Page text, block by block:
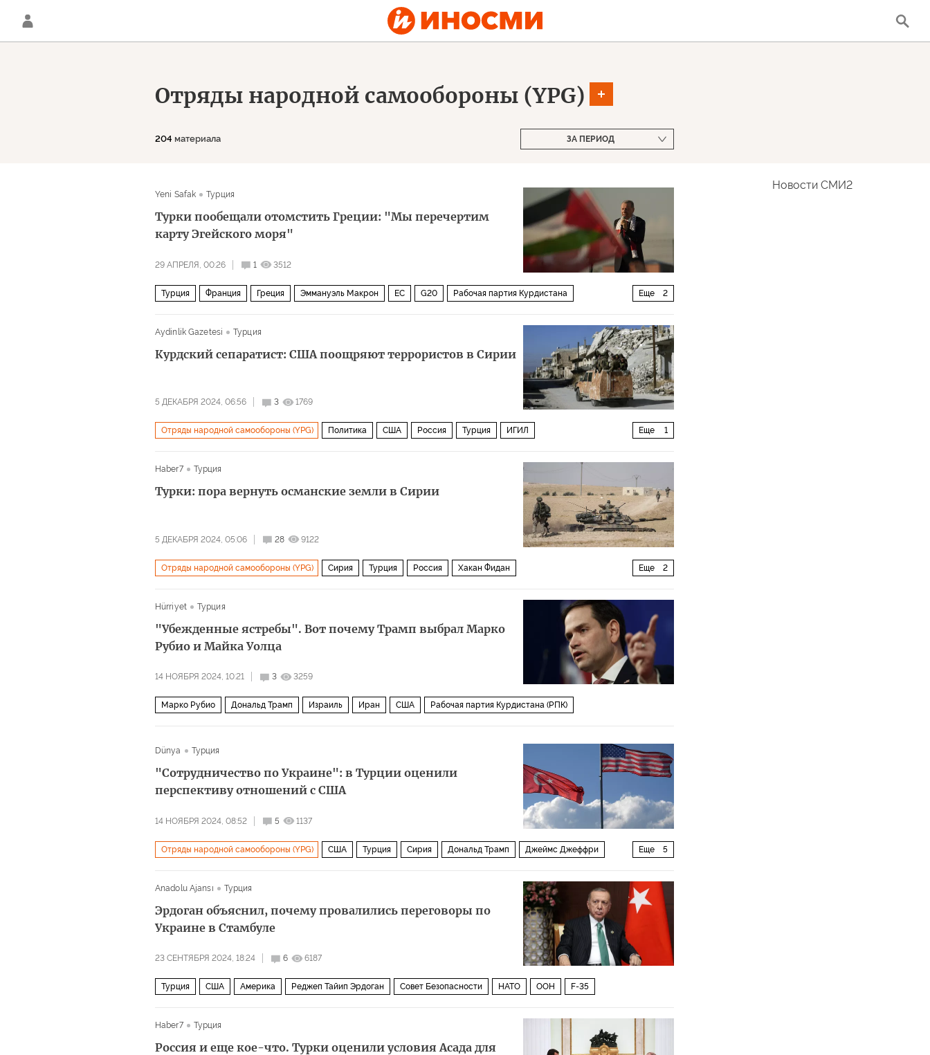
Отряды народной самообороны (YPG)
204 материала ЗА ПЕРИОД
Yeni Safak Турция
Турки пообещали отомстить Греции: "Мы перечертим
карту Эгейского моря"
29 АПРЕЛЯ, 00:26 1 3512
Еще 2
Турция Франция Греция Эммануэль Макрон ЕС G20 Рабочая партия Курдистана
Aydinlik Gazetesi
Турция
Курдский сепаратист: США поощряют террористов в Сирии
5 ДЕКАБРЯ 2024, 06:56 3 1769
Еще 1
Отряды народной самообороны (YPG) Политика США Россия Турция ИГИЛ
Haber7
Турция
Турки: пора вернуть османские земли в Сирии
5 ДЕКАБРЯ 2024, 05:06 28 9122
Еще 2
Отряды народной самообороны (YPG) Сирия Турция Россия Хакан Фидан
Hürriyet
Турция
"Убежденные ястребы". Вот почему Трамп выбрал Марко
Рубио и Майка Уолца
14 НОЯБРЯ 2024, 10:21 3 3259
Марко Рубио Дональд Трамп Израиль Иран США Рабочая партия Курдистана (РПК)
Dünya Турция
"Сотрудничество по Украине": в Турции оценили
перспективу отношений с США
14 НОЯБРЯ 2024, 08:52 5 1137
Еще 5
Отряды народной самообороны (YPG) США Турция Сирия Дональд Трамп Джеймс Джеффри
Anadolu Ajansı
Турция
Эрдоган объяснил, почему провалились переговоры по
Украине в Стамбуле
23 СЕНТЯБРЯ 2024, 18:24 6 6187
Турция США Америка Реджеп Тайип Эрдоган Совет Безопасности НАТО ООН F-35
Haber7 Турция
Россия и еще кое-что. Турки оценили условия Асада для
Новости СМИ2